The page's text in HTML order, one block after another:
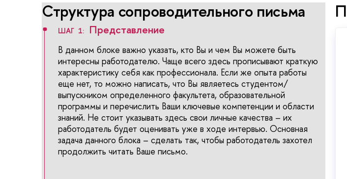
Структура сопроводительного письма
ШАГ 1: Представление
В данном блоке важно указать, кто Вы и чем Вы можете быть
интересны работодателю. Чаще всего здесь прописывают краткую
характеристику себя как профессионала. Если же опыта работы
еще нет, то можно написать, что Вы являетесь студентом/
выпускником определенного факультета, образовательной
программы и перечислить Ваши ключевые компетенции и области
знаний. Не стоит указывать здесь свои личные качества – их
работодатель будет оценивать уже в ходе интервью. Основная
задача данного блока – сделать так, чтобы работодатель захотел
продолжить читать Ваше письмо.